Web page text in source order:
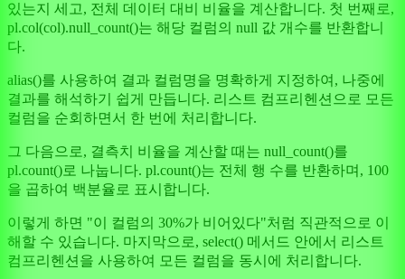
있는지 세고, 전체 데이터 대비 비율을 계산합니다. 첫 번째로,
pl.col(col).null_count()는 해당 컬럼의 null 값 개수를 반환합니
다.
alias()를 사용하여 결과 컬럼명을 명확하게 지정하여, 나중에
결과를 해석하기 쉽게 만듭니다. 리스트 컴프리헨션으로 모든
컬럼을 순회하면서 한 번에 처리합니다.
그 다음으로, 결측치 비율을 계산할 때는 null_count()를
pl.count()로 나눕니다. pl.count()는 전체 행 수를 반환하며, 100
을 곱하여 백분율로 표시합니다.
이렇게 하면 "이 컬럼의 30%가 비어있다"처럼 직관적으로 이
해할 수 있습니다. 마지막으로, select() 메서드 안에서 리스트
컴프리헨션을 사용하여 모든 컬럼을 동시에 처리합니다.